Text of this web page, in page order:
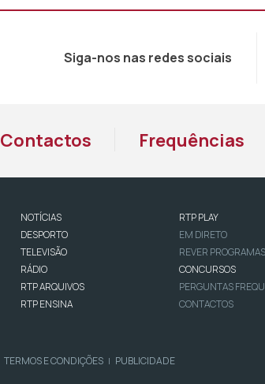
Siga-nos nas redes sociais
Contactos Frequências
NOTÍCIAS
DESPORTO
TELEVISÃO
RÁDIO
RTP ARQUIVOS
RTP ENSINA
RTP PLAY
EM DIRETO
REVER PROGRAMAS
CONCURSOS
PERGUNTAS
CONTACTOS
TERMOS E CONDIÇÕES | PUBLICIDADE